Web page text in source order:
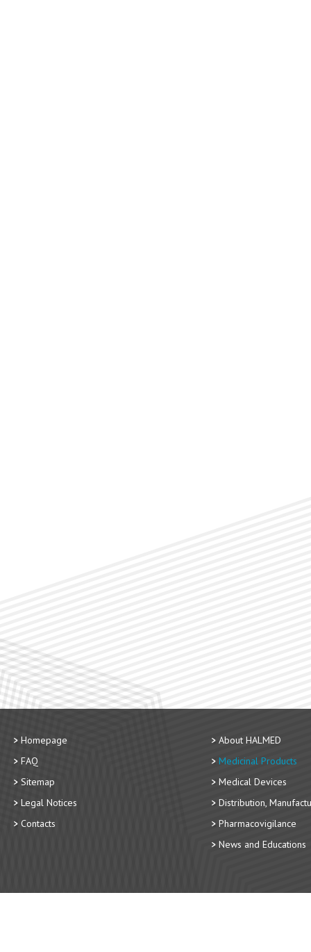
Homepage
FAQ
Sitemap
Legal Notices
Contacts
About HALMED
Medicinal Products
Medical Devices
Distribution,
Pharmacovigilance
News and Educations